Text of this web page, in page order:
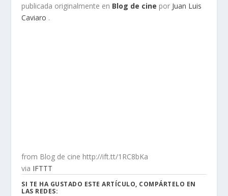
publicada originalmente en Blog de cine por Juan Luis
Caviaro .
from Blog de cine http://ift.tt/1RC8bKa
via IFTTT
SI TE HA GUSTADO ESTE ARTÍCULO, COMPÁRTELO EN
LAS REDES: